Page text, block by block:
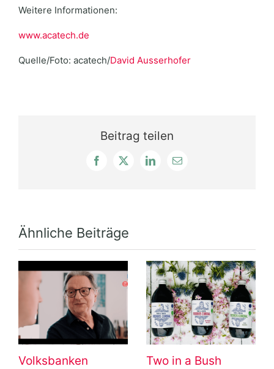
Weitere Informationen:
www.acatech.de
Quelle/Foto: acatech/David Ausserhofer
Beitrag teilen
Facebook
X LinkedIn
E-
Ähnliche Beiträge
Volksbanken
Two in a Bush